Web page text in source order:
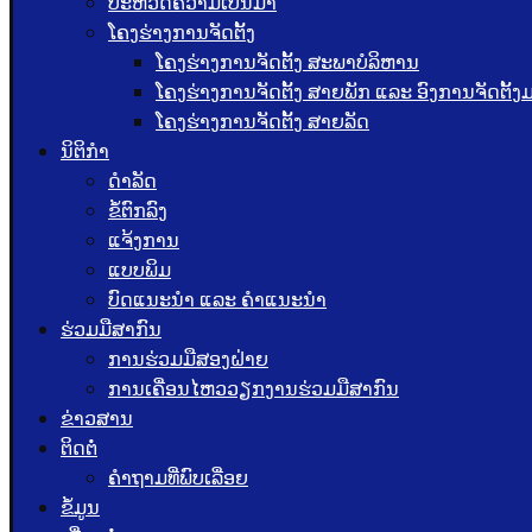
ໂຄງຮ່າງການຈັດຕັ້ງ
ໂຄງຮ່າງການຈັດຕັ້ງ ສະພາບໍລິຫານ
ໂຄງຮ່າງການຈັດຕັ້ງ ສາຍພັກ ແລະ ອົງການຈັດຕັ້
ໂຄງຮ່າງການຈັດຕັ້ງ ສາຍລັດ
ນິຕິກຳ
ດຳລັດ
ຂໍ້ຕົກລົງ
ແຈ້ງການ
ແບບພິມ
ບົດແນະນໍາ ແລະ ຄໍາແນະນໍາ
ຮ່ວມມືສາກົນ
ການຮ່ວມມືສອງຝ່າຍ
ການເຄື່ອນໄຫວວຽກງານຮ່ວມມືສາກົນ
ຂ່າວສານ
ຕິດຕໍ່
ຄຳຖາມທີ່ພົບເລື່ອຍ
ຂໍ້ມູນ